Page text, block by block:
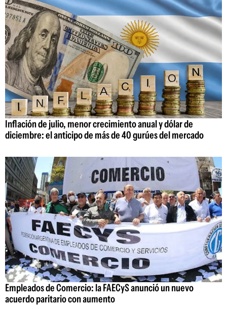
Inflación de julio, menor crecimiento anual y dólar de
diciembre: el anticipo de más de 40 gurúes del mercado
Empleados de Comercio: la FAECyS anunció un nuevo
acuerdo paritario con aumento